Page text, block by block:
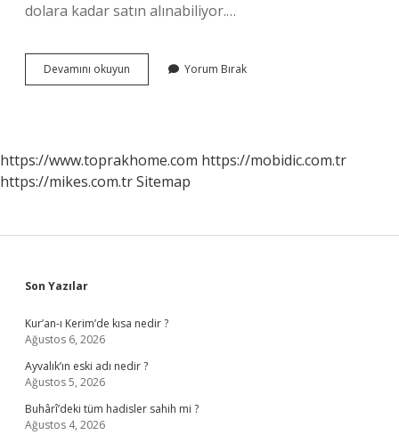
dolara kadar satın alınabiliyor.…
Devamını okuyun
Cemani
Yorum Bırak
https://www.toprakhome.com https://mobidic.com.tr
https://mikes.com.trSitemap
Sidebar
Son Yazılar
Kur’an-ı Kerim’de kısa nedir ?
Ağustos 6, 2026
Ayvalık’ın eski adı nedir ?
Ağustos 5, 2026
Buhârî’deki tüm hadisler sahih mi ?
Ağustos 4, 2026